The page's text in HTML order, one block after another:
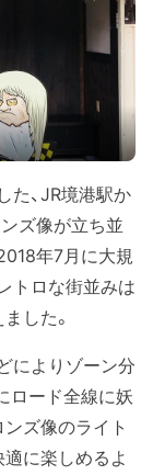
た、JR境港駅か
ズ像が立ち並
年7月に大規
トロな街並みは
した。
によりゾーン分
ロード全線に妖
ズ像のライト
に楽しめるよ